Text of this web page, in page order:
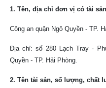
1. Tên, địa chỉ đơn vị có tài
Công an quận Ngô Quyền - TP.
Địa chỉ: số 280 Lạch Tray -
Quyền - TP. Hải Phòng.
2. Tên tài sản, số lượng, chất